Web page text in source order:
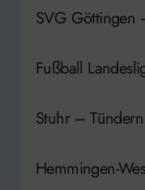
SVG
Fußball
Stuhr –
Hemmingen-